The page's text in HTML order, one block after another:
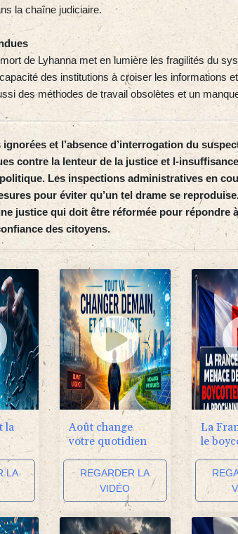
la chaîne judiciaire.
de Lyhanna met en lumière les fragilités du
des institutions à croiser les informations
des méthodes de travail obsolètes et un
et l’absence d’interrogation du
contre la lenteur de la justice et
Les inspections administratives en
pour éviter qu’un tel drame se
justice qui doit être réformée pour répondre
des citoyens.
la
LA
Août change
votre quotidien
REGARDER LA
VIDÉO
La
le